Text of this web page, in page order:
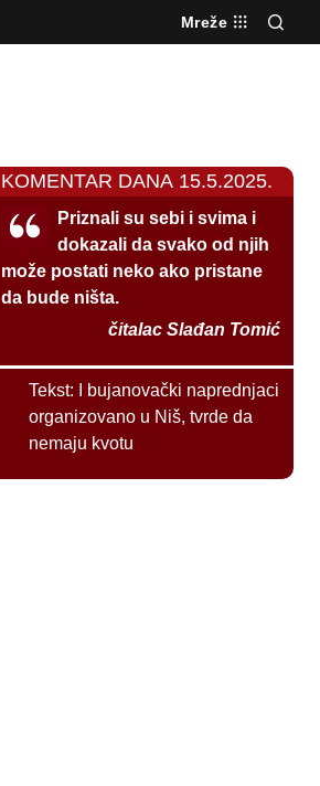
Mreže
KOMENTAR DANA 15.5.2025.
Priznali su sebi i svima i
dokazali da svako od njih
može postati neko ako pristane
da bude ništa.
čitalac Slađan Tomić
Tekst:
I bujanovački naprednjaci
organizovano u Niš, tvrde da
nemaju kvotu